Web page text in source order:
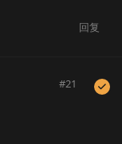
回复
#21